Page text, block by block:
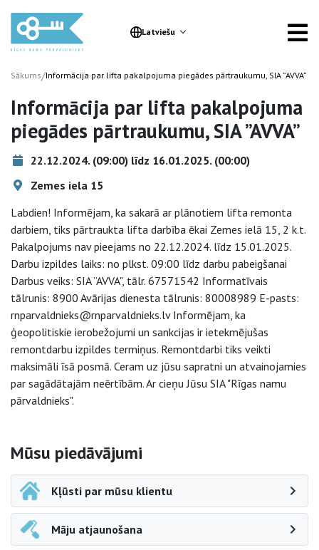
Latviešu
Sākums/Informācija par lifta pakalpojuma piegādes pārtraukumu, SIA ”AVVA”
Informācija par lifta pakalpojuma
piegādes pārtraukumu, SIA ”AVVA”
22.12.2024. (09:00) līdz 16.01.2025. (00:00)
Zemes iela 15
Labdien! Informējam, ka sakarā ar plānotiem lifta remonta
darbiem, tiks pārtraukta lifta darbība ēkai Zemes ielā 15, 2 k.t.
Pakalpojums nav pieejams no 22.12.2024. līdz 15.01.2025.
Darbu izpildes laiks: no plkst. 09:00 līdz darbu pabeigšanai
Darbus veiks: SIA ”AVVA", tālr. 67571542 Informatīvais
tālrunis: 8900 Avārijas dienesta tālrunis: 80008989 E-pasts:
rnparvaldnieks@rnparvaldnieks.lv Informējam, ka
ģeopolitiskie ierobežojumi un sankcijas ir ietekmējušas
remontdarbu izpildes termiņus. Remontdarbi tiks veikti
maksimāli īsā posmā. Ceram uz jūsu sapratni un atvainojamies
par sagādātajām neērtībām. Ar cieņu Jūsu SIA "Rīgas namu
pārvaldnieks".
Sāna navigācija
Mūsu piedāvājumi
Kļūsti par mūsu klientu
Māju atjaunošana